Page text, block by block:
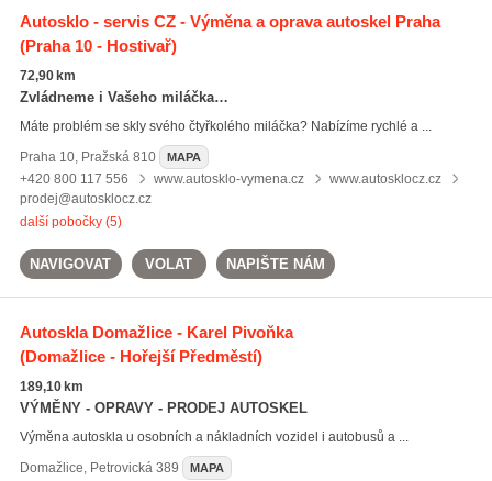
Autosklo - servis CZ - Výměna a oprava autoskel Praha
(Praha 10 - Hostivař)
72,90 km
Zvládneme i Vašeho miláčka…
Máte problém se skly svého čtyřkolého miláčka? Nabízíme rychlé a ...
Praha 10, Pražská 810 MAPA
+420 800 117 556 www.autosklo-vymena.cz
www.autosklocz.cz
prodej@autosklocz.cz
další pobočky (5)
NAVIGOVAT VOLAT NAPIŠTE NÁM
Autoskla Domažlice - Karel Pivoňka
(Domažlice - Hořejší Předměstí)
189,10 km
VÝMĚNY - OPRAVY - PRODEJ AUTOSKEL
Výměna autoskla u osobních a nákladních vozidel i autobusů a ...
Domažlice, Petrovická 389 MAPA